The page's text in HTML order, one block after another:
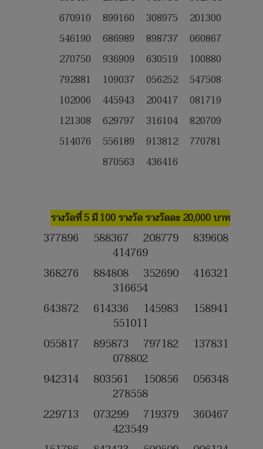
670910 899160 308975 201300
546190 686989 898737 060867
270750 936909 630519 100880
792881 109037 056252 547508
102006 445943 200417 081719
121308 629797 316104 820709
514076 556189 913812 770781
870563 436416
รางวัลที่ 5 มี 100 รางวัล รางวัลละ 20,000 บาท
377896 588367 208779 839608
414769
368276 884808 352690 416321
316654
643872 614336 145983 158941
551011
055817 895873 797182 137831
078802
942314 803561 150856 056348
278558
229713 073299 719379 360467
423549